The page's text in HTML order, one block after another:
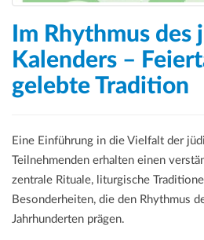
Im Rhythmus des
Kalenders –
gelebte Tradition
Eine Einführung in die Vielfalt der
Teilnehmenden erhalten einen
zentrale Rituale, liturgische
Besonderheiten, die den Rhythmus
Jahrhunderten prägen.